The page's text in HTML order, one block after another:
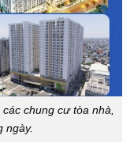
chung cư tòa nhà,
ngày.